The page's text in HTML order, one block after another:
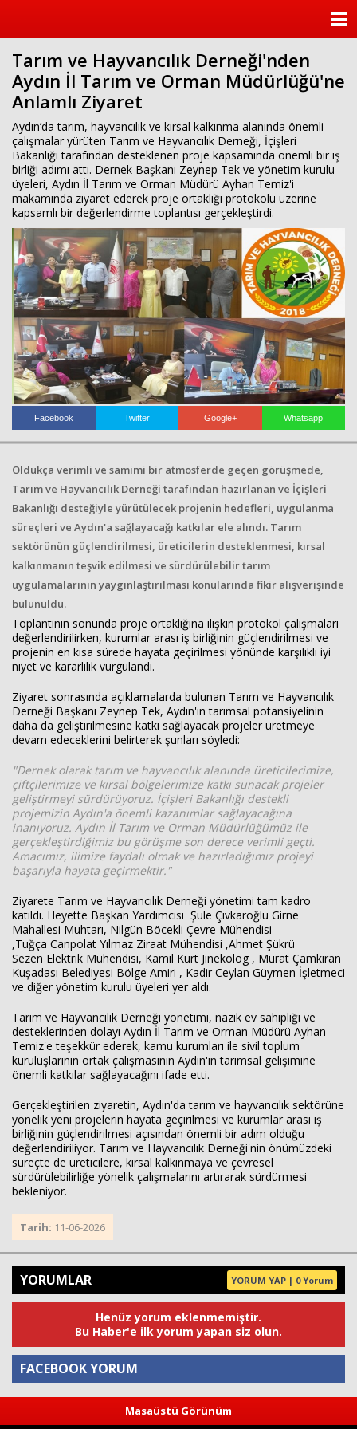
Tarım ve Hayvancılık Derneği'nden
Aydın İl Tarım ve Orman Müdürlüğü'ne
Anlamlı Ziyaret
Aydın’da tarım, hayvancılık ve kırsal kalkınma alanında önemli
çalışmalar yürüten Tarım ve Hayvancılık Derneği, İçişleri
Bakanlığı tarafından desteklenen proje kapsamında önemli bir iş
birliği adımı attı. Dernek Başkanı Zeynep Tek ve yönetim kurulu
üyeleri, Aydın İl Tarım ve Orman Müdürü Ayhan Temiz'i
makamında ziyaret ederek proje ortaklığı protokolü üzerine
kapsamlı bir değerlendirme toplantısı gerçekleştirdi.
Facebook Twitter Google+ Whatsapp
Oldukça verimli ve samimi bir atmosferde geçen görüşmede,
Tarım ve Hayvancılık Derneği tarafından hazırlanan ve İçişleri
Bakanlığı desteğiyle yürütülecek projenin hedefleri, uygulanma
süreçleri ve Aydın'a sağlayacağı katkılar ele alındı. Tarım
sektörünün güçlendirilmesi, üreticilerin desteklenmesi, kırsal
kalkınmanın teşvik edilmesi ve sürdürülebilir tarım
uygulamalarının yaygınlaştırılması konularında fikir alışverişinde
bulunuldu.
Toplantının sonunda proje ortaklığına ilişkin protokol çalışmaları
değerlendirilirken, kurumlar arası iş birliğinin güçlendirilmesi ve
projenin en kısa sürede hayata geçirilmesi yönünde karşılıklı iyi
niyet ve kararlılık vurgulandı.
Ziyaret sonrasında açıklamalarda bulunan Tarım ve Hayvancılık
Derneği Başkanı Zeynep Tek, Aydın'ın tarımsal potansiyelinin
daha da geliştirilmesine katkı sağlayacak projeler üretmeye
devam edeceklerini belirterek şunları söyledi:
"Dernek olarak tarım ve hayvancılık alanında üreticilerimize,
çiftçilerimize ve kırsal bölgelerimize katkı sunacak projeler
geliştirmeyi sürdürüyoruz. İçişleri Bakanlığı destekli
projemizin Aydın'a önemli kazanımlar sağlayacağına
inanıyoruz. Aydın İl Tarım ve Orman Müdürlüğümüz ile
gerçekleştirdiğimiz bu görüşme son derece verimli geçti.
Amacımız, ilimize faydalı olmak ve hazırladığımız projeyi
başarıyla hayata geçirmektir."
Ziyarete Tarım ve Hayvancılık Derneği yönetimi tam kadro
katıldı. Heyette Başkan Yardımcısı Şule Çıvkaroğlu Girne
Mahallesi Muhtarı, Nilgün Böcekli Çevre Mühendisi
,Tuğça Canpolat Yılmaz Ziraat Mühendisi ,Ahmet Şükrü
Sezen Elektrik Mühendisi, Kamil Kurt Jinekolog , Murat Çamkıran
Kuşadası Belediyesi Bölge Amiri , Kadir Ceylan Güymen İşletmeci
ve diğer yönetim kurulu üyeleri yer aldı.
Tarım ve Hayvancılık Derneği yönetimi, nazik ev sahipliği ve
desteklerinden dolayı Aydın İl Tarım ve Orman Müdürü Ayhan
Temiz'e teşekkür ederek, kamu kurumları ile sivil toplum
kuruluşlarının ortak çalışmasının Aydın'ın tarımsal gelişimine
önemli katkılar sağlayacağını ifade etti.
Gerçekleştirilen ziyaretin, Aydın'da tarım ve hayvancılık sektörüne
yönelik yeni projelerin hayata geçirilmesi ve kurumlar arası iş
birliğinin güçlendirilmesi açısından önemli bir adım olduğu
değerlendiriliyor. Tarım ve Hayvancılık Derneği'nin önümüzdeki
süreçte de üreticilere, kırsal kalkınmaya ve çevresel
sürdürülebilirliğe yönelik çalışmalarını artırarak sürdürmesi
bekleniyor.
Tarih: 11-06-2026
YORUMLAR YORUM YAP | 0 Yorum
Henüz yorum eklenmemiştir.
Bu Haber'e ilk yorum yapan siz olun.
FACEBOOK YORUM
Yorum
Masaüstü Görünüm
KATEGORİLER
ANKETLER
FOTO GALERİ
VİDEO GALERİ
KÜNYE
İLETİŞİM
Haberin Doğru Adresi.